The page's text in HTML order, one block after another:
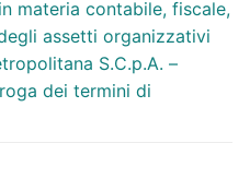
materia contabile, fiscale,
assetti organizzativi
S.C.p.A. –
dei termini di